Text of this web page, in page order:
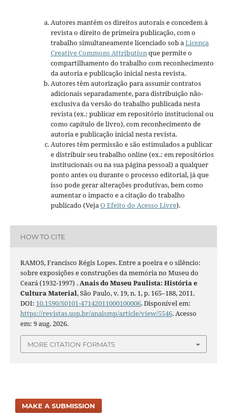
Autores mantém os direitos autorais e concedem à
revista o direito de primeira publicação, com o
trabalho simultaneamente licenciado sob aLicença
Creative Commons Attributionque permite o
compartilhamento do trabalho com reconhecimento
da autoria e publicação inicial nesta revista.
Autores têm autorização para assumir contratos
adicionais separadamente, para distribuição não-
exclusiva da versão do trabalho publicada nesta
revista (ex.: publicar em repositório institucional ou
como capítulo de livro), com reconhecimento de
autoria e publicação inicial nesta revista.
Autores têm permissão e são estimulados a publicar
e distribuir seu trabalho online (ex.: em repositórios
institucionais ou na sua página pessoal) a qualquer
ponto antes ou durante o processo editorial, já que
isso pode gerar alterações produtivas, bem como
aumentar o impacto e a citação do trabalho
publicado (VejaO Efeito do Acesso Livre).
HOW TO CITE
RAMOS, Francisco Régis Lopes. Entre a poeira e o silêncio:
sobre exposições e construções da memória no Museu do
Ceará (1932-1997) .Anais do Museu Paulista: História e
Cultura Material, São Paulo, v. 19, n. 1, p. 165–188, 2011.
DOI: 10.1590/S0101-47142011000100006. Disponível em:
https://revistas.usp.br/anaismp/article/view/5546. Acesso
em: 9 aug. 2026.
MORE CITATION FORMATS
MAKE A SUBMISSION